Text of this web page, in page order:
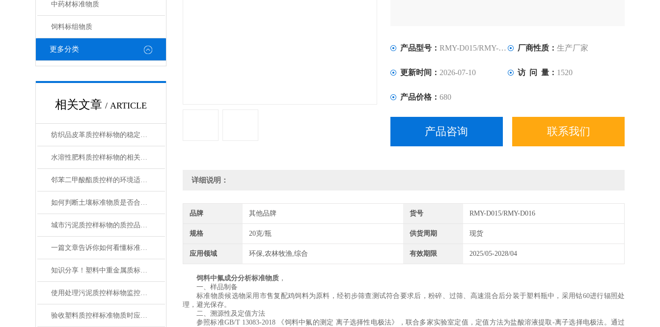
中药材标准物质
饲料标组物质
更多分类
相关文章 / ARTICLE
纺织品皮革质控样标物的稳定性与保存条件解析
水溶性肥料质控样标物的相关知识普及
邻苯二甲酸酯质控样的环境适应性
如何判断土壤标准物质是否合格？
城市污泥质控样标物的质控品定值分析
一篇文章告诉你如何看懂标准物质证书！
知识分享！塑料中重金属质标物的使用管理
使用处理污泥质控样标物监控分析过程，确保数据准确性的实用技巧
验收塑料质控样标准物质时应考虑的要素
产品型号： RMY-D015/RMY-D016 厂商性质： 生产厂家
更新时间： 2026-07-10 访 问 量： 1520
产品价格： 680
产品咨询 联系我们
详细说明：
品牌 其他品牌 货号 RMY-D015/RMY-D016
规格 20克/瓶 供货周期 现货
应用领域 环保,农林牧渔,综合 有效期限 2025/05-2028/04
饲料中氟成分分析标准物质 ，
一、样品制备
标准物质候选物采用市售复配鸡饲料为原料 ，经初步筛查测试符合要求后， 粉碎、 过筛、 高速混合后分装于塑料瓶中 ，采用钴60进行辐照处
理，避光保存。
二、溯源性及定值方法
参照标准GB/T 13083-2018 《饲料中氟的测定 离子选择性电极法》，联合多家实验室定值 ，定值方法为盐酸溶液提取 -离子选择电极法。通过